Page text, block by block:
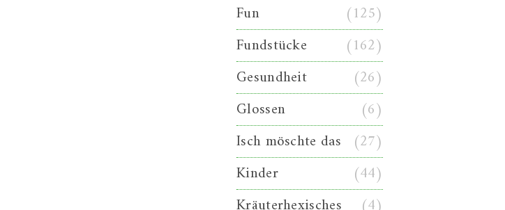
Fun
(125)
Fundstücke
(162)
Gesundheit
(26)
Glossen
(6)
Isch möschte das (27)
Kinder
(44)